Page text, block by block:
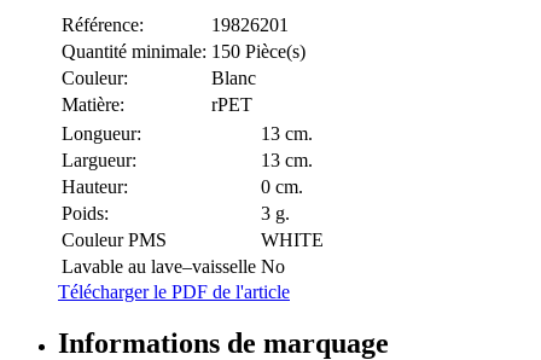
Référence:
19826201
Quantité minimale: 150 Pièce(s)
Couleur:
Blanc
Matière:
rPET
Longueur:
13 cm.
Largueur:
13 cm.
Hauteur:
0 cm.
Poids:
3 g.
Couleur PMS
WHITE
Lavable au lave–vaisselle No
Télécharger le PDF de l'article
Informations de marquage